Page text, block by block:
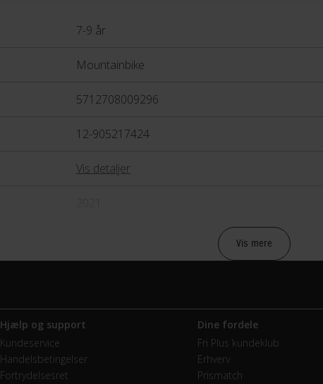
7-9 år
Mountainbike
5712708009296
12-905217424
Vis detaljer
Mekanisk skivebremse
Vis mere
Hjælp og support
Kundeservice
Handelsbetingelser
Fortrydelsesret
Dine fordele
Fri Plus kundeklub
Erhverv
Prismatch